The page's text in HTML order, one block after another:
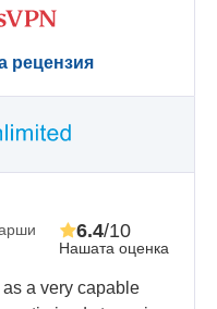
рецензия
Нашата оценка
6.4/10
a very capable